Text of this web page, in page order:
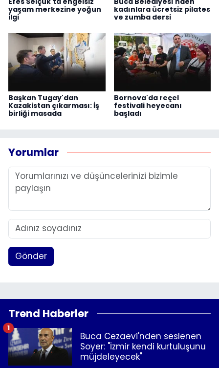
yaşam merkezine yoğun
ilgi
kadınlara ücretsiz pilates
ve zumba dersi
Başkan Tugay'dan
Kazakistan çıkarması: İş
birliği masada
Bornova'da reçel
festivali heyecanı
başladı
Yorumlar
Gönder
Trend Haberler
Buca Cezaevi'nden seslenen
Soyer: "İzmir kendi kurtuluşunu
müjdeleyecek"
1